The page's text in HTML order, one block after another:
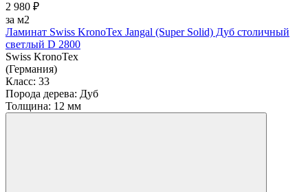
2 980 ₽
за м2
Ламинат Swiss KronoTex Jangal (Super Solid) Дуб столичный
светлый D 2800
Swiss KronoTex
(Германия)
Класс: 33
Порода дерева: Дуб
Толщина: 12 мм